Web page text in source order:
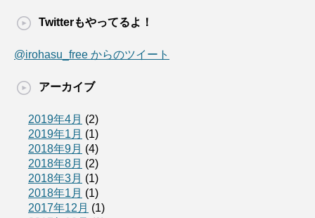
Twitterもやってるよ！
@irohasu_free からのツイート
アーカイブ
2019年4月 (2)
2019年1月 (1)
2018年9月 (4)
2018年8月 (2)
2018年3月 (1)
2018年1月 (1)
2017年12月 (1)